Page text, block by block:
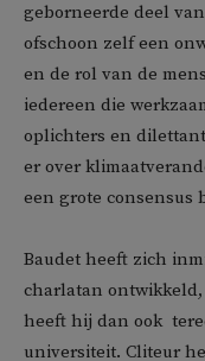
geborneerde deel
ofschoon zelf een
en de rol van de
iedereen die
oplichters en
er over
een grote consensus
Baudet heeft zich
charlatan
heeft hij dan ook
universiteit. Cliteur